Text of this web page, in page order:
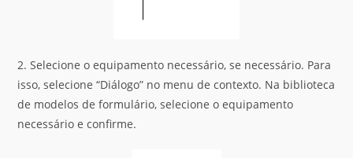
2. Selecione o equipamento necessário, se necessário. Para
isso, selecione “Diálogo” no menu de contexto. Na biblioteca
de modelos de formulário, selecione o equipamento
necessário e confirme.